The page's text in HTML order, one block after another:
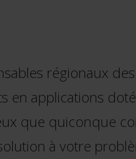
régionaux
en applications
que quiconque
à votre